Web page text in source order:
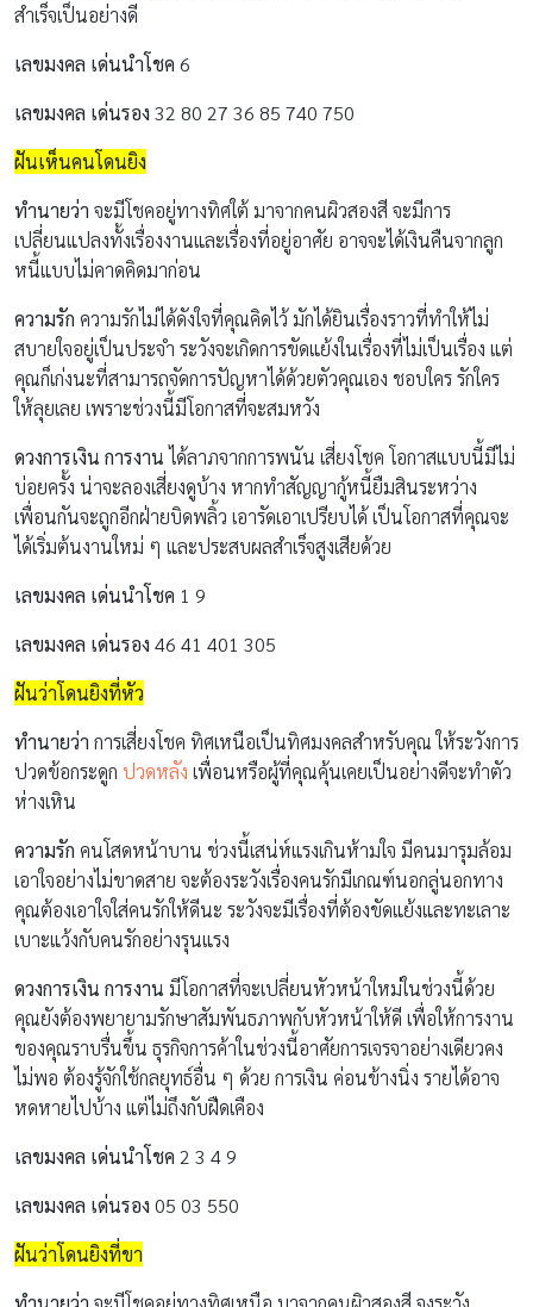
สำเร็จเป็นอย่างดี
เลขมงคล เด่นนำโชค 6
เลขมงคล เด่นรอง 32 80 27 36 85 740 750
ฝันเห็นคนโดนยิง
ทำนายว่า จะมีโชคอยู่ทางทิศใต้ มาจากคนผิวสองสี จะมีการ
เปลี่ยนแปลงทั้งเรื่องงานและเรื่องที่อยู่อาศัย อาจจะได้เงินคืนจากลูก
หนี้แบบไม่คาดคิดมาก่อน
ความรัก ความรักไม่ได้ดังใจที่คุณคิดไว้ มักได้ยินเรื่องราวที่ทำให้ไม่
สบายใจอยู่เป็นประจำ ระวังจะเกิดการขัดแย้งในเรื่องที่ไม่เป็นเรื่อง แต่
คุณก็เก่งนะที่สามารถจัดการปัญหาได้ด้วยตัวคุณเอง ชอบใคร รักใคร
ให้ลุยเลย เพราะช่วงนี้มีโอกาสที่จะสมหวัง
ดวงการเงิน การงานได้ลาภจากการพนัน เสี่ยงโชค โอกาสแบบนี้มีไม่
บ่อยครั้ง น่าจะลองเสี่ยงดูบ้าง หากทำสัญญากู้หนี้ยืมสินระหว่าง
เพื่อนกันจะถูกอีกฝ่ายบิดพลิ้ว เอารัดเอาเปรียบได้ เป็นโอกาสที่คุณจะ
ได้เริ่มต้นงานใหม่ ๆ และประสบผลสำเร็จสูงเสียด้วย
เลขมงคล เด่นนำโชค 1 9
เลขมงคล เด่นรอง 46 41 401 305
ฝันว่าโดนยิงที่หัว
ทำนายว่า การเสี่ยงโชค ทิศเหนือเป็นทิศมงคลสำหรับคุณ ให้ระวังการ
ปวดข้อกระดูก ปวดหลัง เพื่อนหรือผู้ที่คุณคุ้นเคยเป็นอย่างดีจะทำตัว
ห่างเหิน
ความรัก คนโสดหน้าบาน ช่วงนี้เสน่ห์แรงเกินห้ามใจ มีคนมารุมล้อม
เอาใจอย่างไม่ขาดสาย จะต้องระวังเรื่องคนรักมีเกณฑ์นอกลู่นอกทาง
คุณต้องเอาใจใส่คนรักให้ดีนะ ระวังจะมีเรื่องที่ต้องขัดแย้งและทะเลาะ
เบาะแว้งกับคนรักอย่างรุนแรง
ดวงการเงิน การงาน มีโอกาสที่จะเปลี่ยนหัวหน้าใหม่ในช่วงนี้ด้วย
คุณยังต้องพยายามรักษาสัมพันธภาพกับหัวหน้าให้ดี เพื่อให้การงาน
ของคุณราบรื่นขึ้น ธุรกิจการค้าในช่วงนี้อาศัยการเจรจาอย่างเดียวคง
ไม่พอ ต้องรู้จักใช้กลยุทธ์อื่น ๆ ด้วย การเงิน ค่อนข้างนิ่ง รายได้อาจ
หดหายไปบ้าง แต่ไม่ถึงกับฝืดเคือง
เลขมงคล เด่นนำโชค 2 3 4 9
เลขมงคล เด่นรอง 05 03 550
ฝันว่าโดนยิงที่ขา